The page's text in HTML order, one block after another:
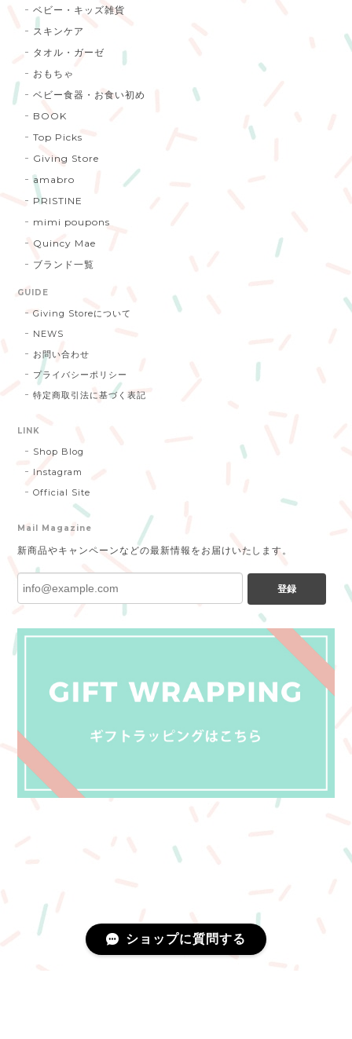
ベビー・キッズ雑貨
スキンケア
タオル・ガーゼ
おもちゃ
ベビー食器・お食い初め
BOOK
Top Picks
Giving Store
amabro
PRISTINE
mimi poupons
Quincy Mae
ブランド一覧
GUIDE
Giving Storeについて
NEWS
お問い合わせ
プライバシーポリシー
特定商取引法に基づく表記
LINK
Shop Blog
Instagram
Official Site
Mail Magazine
新商品やキャンペーンなどの最新情報をお届けいたします。
登録
ショップに質問する